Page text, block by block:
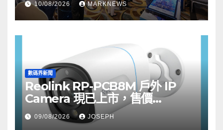
10/08/2026 MARKNEWS
數碼界新聞
Reolink RP-PCB8M 戶外 IP
Camera 現已上市，售價
HK$722
09/08/2026 JOSEPH